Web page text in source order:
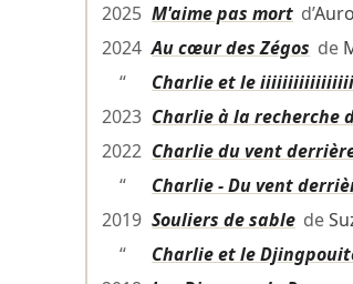
2025 M'aime pas mort d’
2024 Au cœur des Zégos de
“
Charlie et le
2023 Charlie à la recherche
2022 Charlie du vent
“
Charlie - Du vent
2019 Souliers de sable de
“
Charlie et le